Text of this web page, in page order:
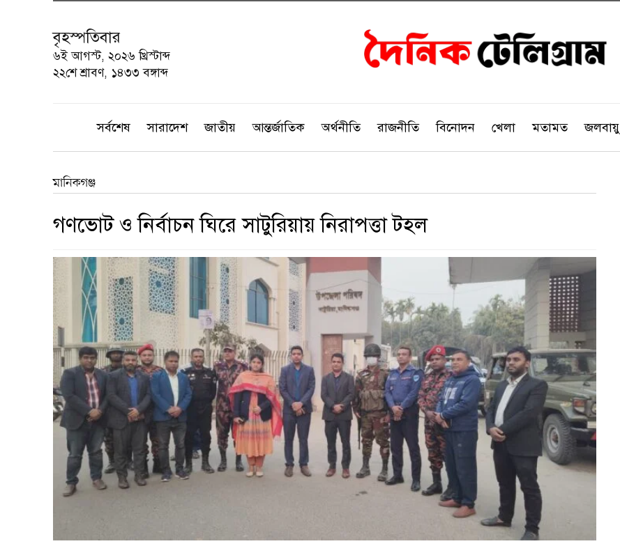
বৃহস্পতিবার
৬ই আগস্ট, ২০২৬ খ্রিস্টাব্দ
২২শে শ্রাবণ, ১৪৩৩ বঙ্গাব্দ
সর্বশেষ সারাদেশ জাতীয় আন্তর্জাতিক অর্থনীতি রাজনীতি বিনোদন খেলা মতামত জলবায়ু
মানিকগঞ্জ
গণভোট ও নির্বাচন ঘিরে সাটুরিয়ায় নিরাপত্তা টহল